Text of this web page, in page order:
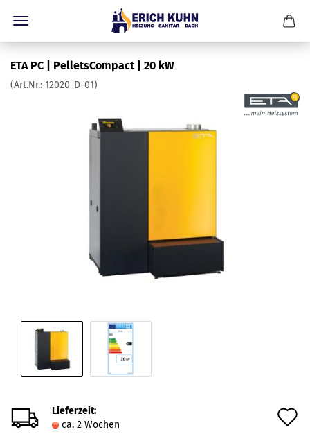
ETA PC | PelletsCompact | 20 kW
(Art.Nr.: 12020-D-01)
Lieferzeit:
ca. 2 Wochen